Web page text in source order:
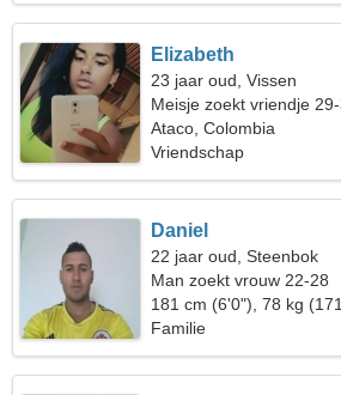
Elizabeth
23 jaar oud, Vissen
Meisje zoekt vriendje
Ataco, Colombia
Vriendschap
Daniel
22 jaar oud, Steenbok
Man zoekt vrouw 22-28
181 cm (6'0"), 78 kg
Familie